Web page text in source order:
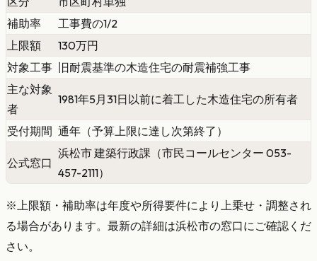
補助率
工事費の1/2
上限額
130万円
対象工事 旧耐震基準の木造住宅の耐震補強工事
主な対象
者
1981年5月31日以前に着工した木造住宅の所有者
受付期間 通年（予算上限に達し次第終了）
公式窓口
浜松市 建築行政課（市民コールセンター 053-
457-2111）
※上限額・補助率は年度や所得要件により上乗せ・調整され
る場合があります。最新の詳細は浜松市の窓口にご確認くだ
さい。